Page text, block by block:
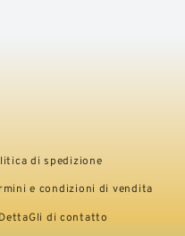
di spedizione
e condizioni di vendita
DettaGli di contatto